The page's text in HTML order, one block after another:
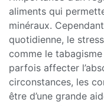
aliments qui
minéraux.
quotidienne, le
comme le
parfois affecter
circonstances, les
être d’une grande